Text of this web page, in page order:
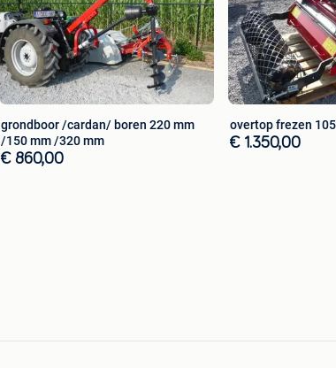
grondboor /cardan/ boren 220 mm
/150 mm /320 mm
€ 860,00
overtop
€ 1.350,00